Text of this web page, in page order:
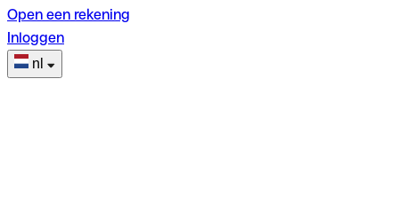
Open een rekening
Inloggen
nl